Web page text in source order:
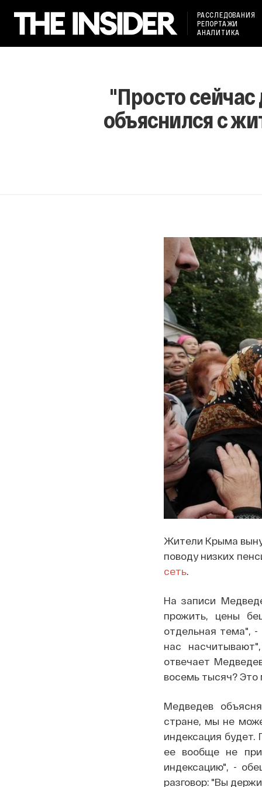
РАССЛЕДОВАНИЯ
РЕПОРТАЖИ
АНАЛИТИКА
"Просто
объяснился с
Жители Крыма
поводу низких
сеть.
На записи
прожить, цены
отдельная тема", -
нас
отвечает
восемь тысяч? Это
Медведев
стране, мы не
индексация будет.
ее вообще не
индексацию", -
разговор: "Вы